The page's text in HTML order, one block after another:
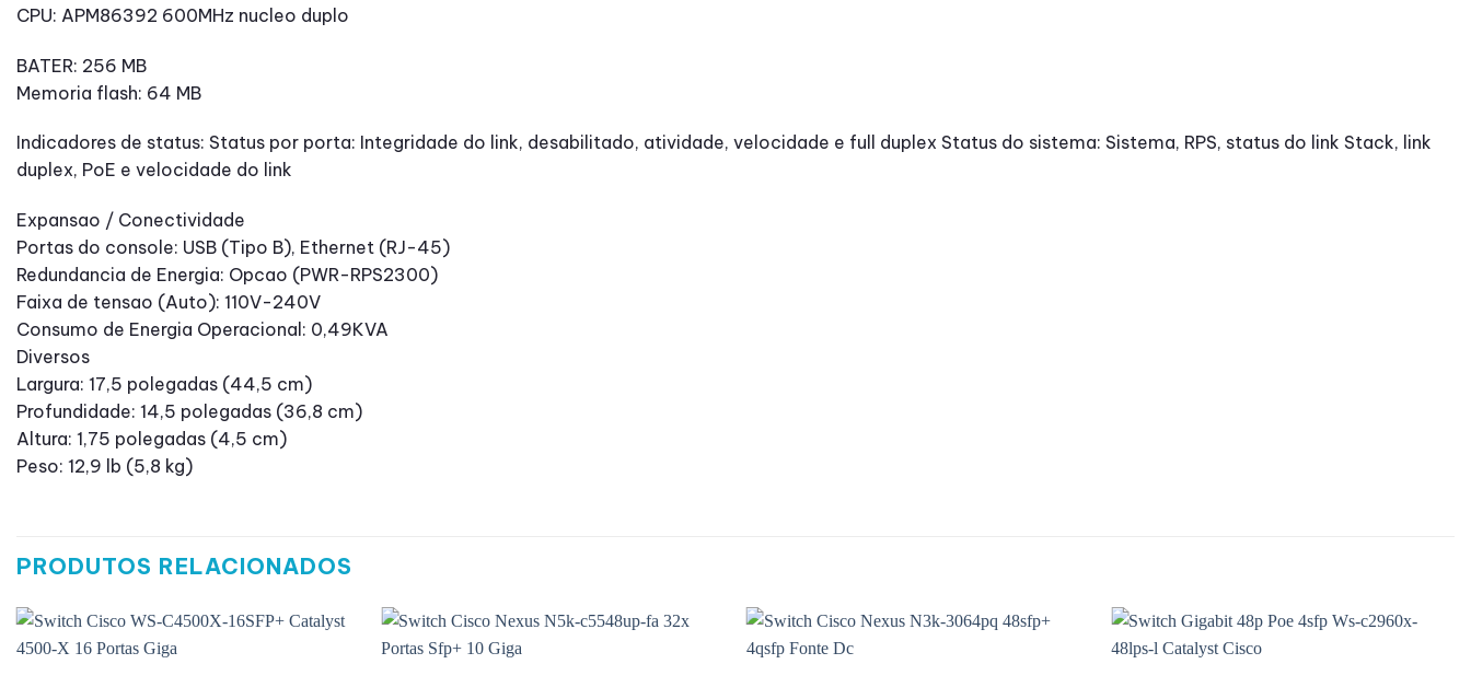
CPU: APM86392 600MHz nucleo duplo
BATER: 256 MB
Memoria flash: 64 MB
Indicadores de status: Status por porta: Integridade do link, desabilitado, atividade, velocidade e full duplex Status do sistema: Sistema, RPS, status do link Stack, link
duplex, PoE e velocidade do link
Expansao / Conectividade
Portas do console: USB (Tipo B), Ethernet (RJ-45)
Redundancia de Energia: Opcao (PWR-RPS2300)
Faixa de tensao (Auto): 110V-240V
Consumo de Energia Operacional: 0,49KVA
Diversos
Largura: 17,5 polegadas (44,5 cm)
Profundidade: 14,5 polegadas (36,8 cm)
Altura: 1,75 polegadas (4,5 cm)
Peso: 12,9 lb (5,8 kg)
PRODUTOS RELACIONADOS